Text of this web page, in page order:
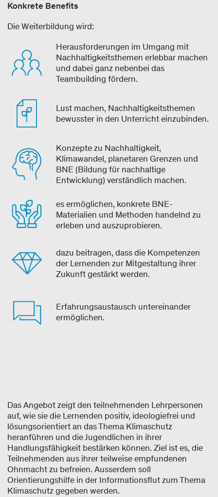
Konkrete Benefits
Die Weiterbildung wird:
Herausforderungen im Umgang mit
Nachhaltigkeitsthemen erlebbar machen
und dabei ganz nebenbei das
Teambuilding fördern.
Lust machen, Nachhaltigkeitsthemen
bewusster in den Unterricht einzubinden.
Konzepte zu Nachhaltigkeit,
Klimawandel, planetaren Grenzen und
BNE (Bildung für nachhaltige
Entwicklung) verständlich machen.
es ermöglichen, konkrete BNE-
Materialien und Methoden handelnd zu
erleben und auszuprobieren.
dazu beitragen, dass die Kompetenzen
der Lernenden zur Mitgestaltung ihrer
Zukunft gestärkt werden.
Erfahrungsaustausch untereinander
ermöglichen.
Das Angebot zeigt den teilnehmenden Lehrpersonen
auf, wie sie die Lernenden positiv, ideologiefrei und
lösungsorientiert an das Thema Klimaschutz
heranführen und die Jugendlichen in ihrer
Handlungsfähigkeit bestärken können. Ziel ist es, die
Teilnehmenden aus ihrer teilweise empfundenen
Ohnmacht zu befreien. Ausserdem soll
Orientierungshilfe in der Informationsflut zum Thema
Klimaschutz gegeben werden.